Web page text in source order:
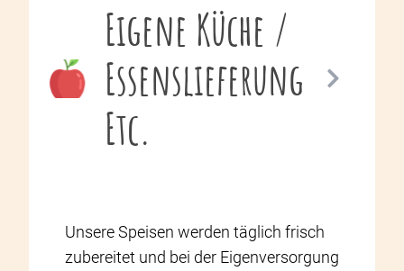
Eigene Küche /
Essenslieferung
Etc.
Unsere Speisen werden täglich frisch
zubereitet und bei der Eigenversorgung